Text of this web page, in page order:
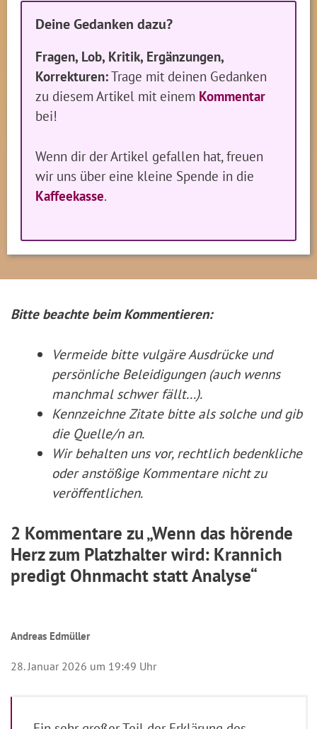
Deine Gedanken dazu?
Fragen, Lob, Kritik, Ergänzungen,
Korrekturen:Trage mit deinen Gedanken
zu diesem Artikel mit einem Kommentar
bei!
Wenn dir der Artikel gefallen hat, freuen
wir uns über eine kleine Spende in die
Kaffeekasse.
Bitte beachte beim Kommentieren:
Vermeide bitte vulgäre Ausdrücke und
persönliche Beleidigungen (auch wenns
manchmal schwer fällt...).
Kennzeichne Zitate bitte als solche und gib
die Quelle/n an.
Wir behalten uns vor, rechtlich bedenkliche
oder anstößige Kommentare nicht zu
veröffentlichen.
2 Kommentare zu „Wenn das hörende
Herz zum Platzhalter wird: Krannich
predigt Ohnmacht statt Analyse“
Andreas Edmüller
28. Januar 2026 um 19:49 Uhr